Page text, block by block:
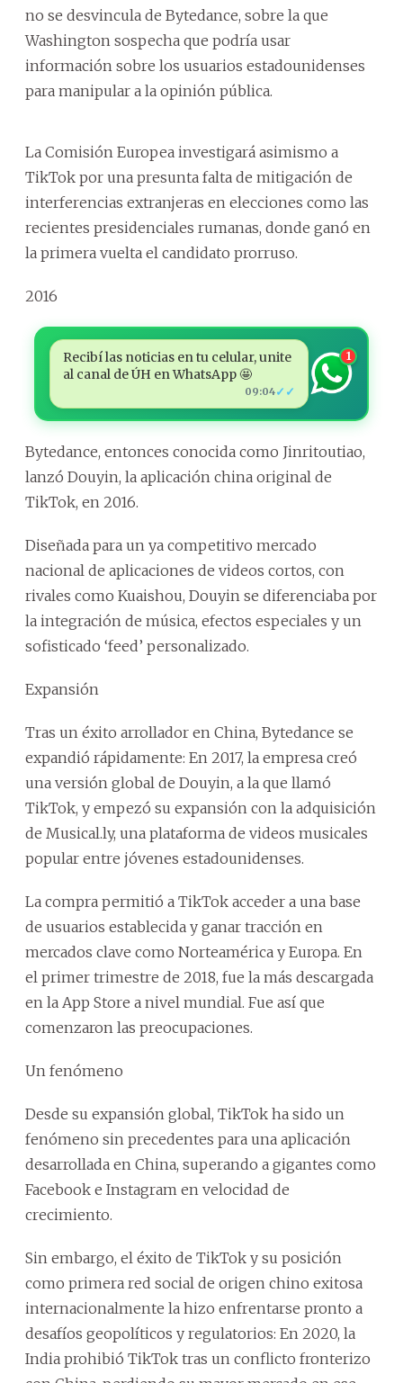
no se desvincula de Bytedance, sobre la que
Washington sospecha que podría usar
información sobre los usuarios estadounidenses
para manipular a la opinión pública.
La Comisión Europea investigará asimismo a
TikTok por una presunta falta de mitigación de
interferencias extranjeras en elecciones como las
recientes presidenciales rumanas, donde ganó en
la primera vuelta el candidato prorruso.
2016
Recibí las noticias en tu celular, unite
al canal de ÚH en WhatsApp 🤩
09:04✓✓
1
Bytedance, entonces conocida como Jinritoutiao,
lanzó Douyin, la aplicación china original de
TikTok, en 2016.
Diseñada para un ya competitivo mercado
nacional de aplicaciones de videos cortos, con
rivales como Kuaishou, Douyin se diferenciaba por
la integración de música, efectos especiales y un
sofisticado ‘feed’ personalizado.
Expansión
Tras un éxito arrollador en China, Bytedance se
expandió rápidamente: En 2017, la empresa creó
una versión global de Douyin, a la que llamó
TikTok, y empezó su expansión con la adquisición
de Musical.ly, una plataforma de videos musicales
popular entre jóvenes estadounidenses.
La compra permitió a TikTok acceder a una base
de usuarios establecida y ganar tracción en
mercados clave como Norteamérica y Europa. En
el primer trimestre de 2018, fue la más descargada
en la App Store a nivel mundial. Fue así que
comenzaron las preocupaciones.
Un fenómeno
Desde su expansión global, TikTok ha sido un
fenómeno sin precedentes para una aplicación
desarrollada en China, superando a gigantes como
Facebook e Instagram en velocidad de
crecimiento.
Sin embargo, el éxito de TikTok y su posición
como primera red social de origen chino exitosa
internacionalmente la hizo enfrentarse pronto a
desafíos geopolíticos y regulatorios: En 2020, la
India prohibió TikTok tras un conflicto fronterizo